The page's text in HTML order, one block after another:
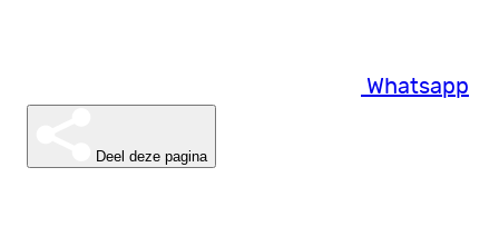
Whatsapp
Deel deze pagina